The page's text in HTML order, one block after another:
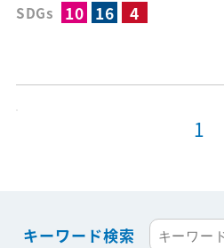
SDGs 10 16 4
1
キーワード検索